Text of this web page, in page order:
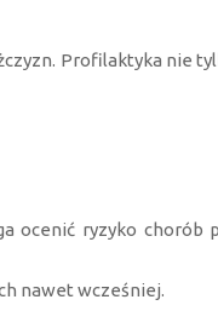
Profilaktyka nie
ocenić ryzyko chorób
nawet wcześniej.